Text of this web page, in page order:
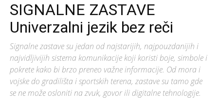
SIGNALNE ZASTAVE
Univerzalni jezik bez reči
Signalne zastave su jedan od najstarijih, najpouzdanijih i
najvidljivijih sistema komunikacije koji koristi boje, simbole i
pokrete kako bi brzo preneo važne informacije. Od mora i
vojske do gradilišta i sportskih terena, zastave su tamo gde
se ne može osloniti na zvuk, govor ili digitalne tehnologije.